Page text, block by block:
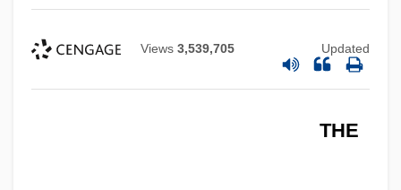
Views 3,539,705 Updated
THE